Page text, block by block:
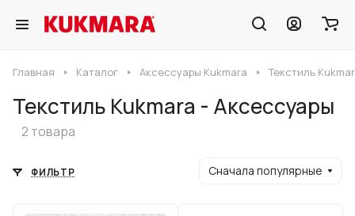
Главная Каталог Аксессуары Kukmara Текстиль
Текстиль Kukmara - Аксессуары
2 товара
ФИЛЬТР Сначала популярные